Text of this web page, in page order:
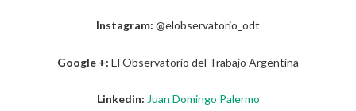
Instagram: @elobservatorio_odt
Google +: El Observatorio del Trabajo Argentina
Linkedin: Juan Domingo Palermo